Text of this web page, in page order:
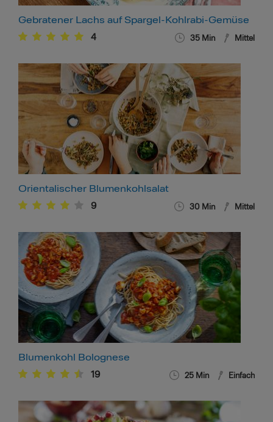
Gebratener Lachs auf Spargel-Kohlrabi-Gemüse
4 35 Min Mittel
Orientalischer Blumenkohlsalat
9 30 Min Mittel
Blumenkohl Bolognese
19 25 Min Einfach